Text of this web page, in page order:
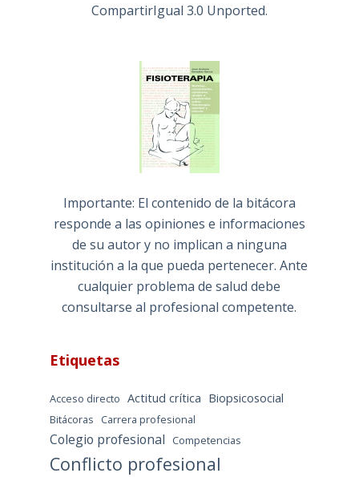
CompartirIgual 3.0 Unported.
Importante: El contenido de la bitácora
responde a las opiniones e informaciones
de su autor y no implican a ninguna
institución a la que pueda pertenecer. Ante
cualquier problema de salud debe
consultarse al profesional competente.
Etiquetas
Acceso directo Actitud crítica Biopsicosocial
Bitácoras Carrera profesional
Colegio profesional Competencias
Conflicto profesional